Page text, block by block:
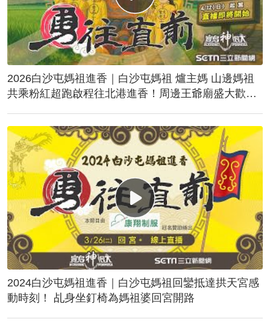
2026白沙屯媽祖進香｜白沙屯媽祖 爐主媽 山邊媽祖
共乘粉紅超跑啟程往北港進香！周邊王爺廟盛大歡
2024白沙屯媽祖進香｜白沙屯媽祖回鑾抵達拱天宮感
動時刻！ 乩身坐釘椅為媽祖婆回宮開路